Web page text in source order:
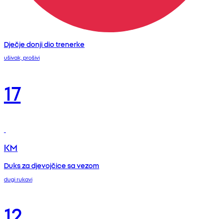
Dječje donji dio trenerke
ušivak, prošivi
17
KM
Duks za djevojčice sa vezom
dugi rukavi